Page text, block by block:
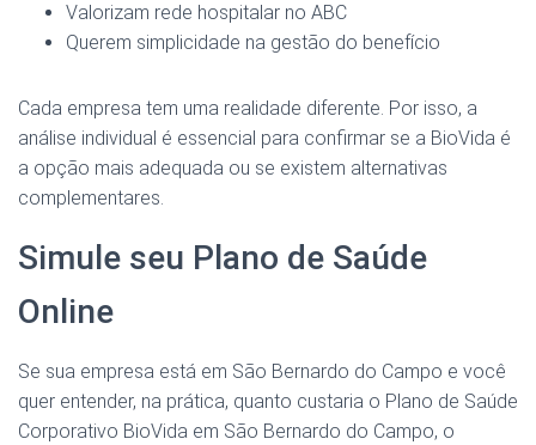
Valorizam rede hospitalar no ABC
Querem simplicidade na gestão do benefício
Cada empresa tem uma realidade diferente. Por isso, a
análise individual é essencial para confirmar se a BioVida é
a opção mais adequada ou se existem alternativas
complementares.
Simule seu Plano de Saúde
Online
Se sua empresa está em São Bernardo do Campo e você
quer entender, na prática, quanto custaria o Plano de Saúde
Corporativo BioVida em São Bernardo do Campo, o